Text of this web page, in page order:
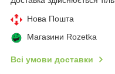
Нова Пошта
Магазини Rozetka
Всі умови доставки